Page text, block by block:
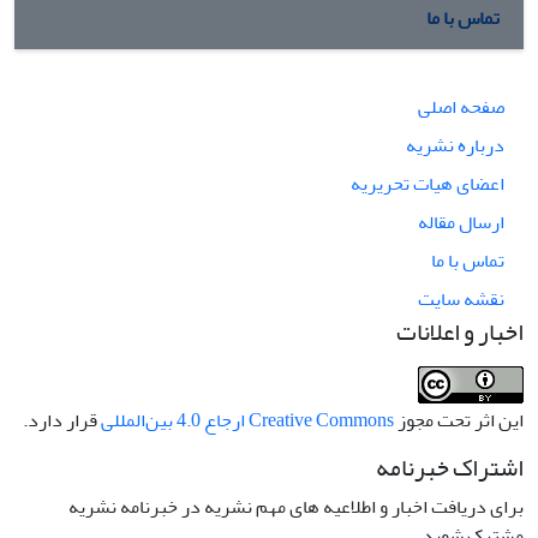
تماس با ما
صفحه اصلی
درباره نشریه
اعضای هیات تحریریه
ارسال مقاله
تماس با ما
نقشه سایت
اخبار و اعلانات
این اثر تحت مجوز Creative Commons ارجاع 4.0 بین‌المللی قرار دارد.
اشتراک خبرنامه
برای دریافت اخبار و اطلاعیه های مهم نشریه در خبرنامه نشریه